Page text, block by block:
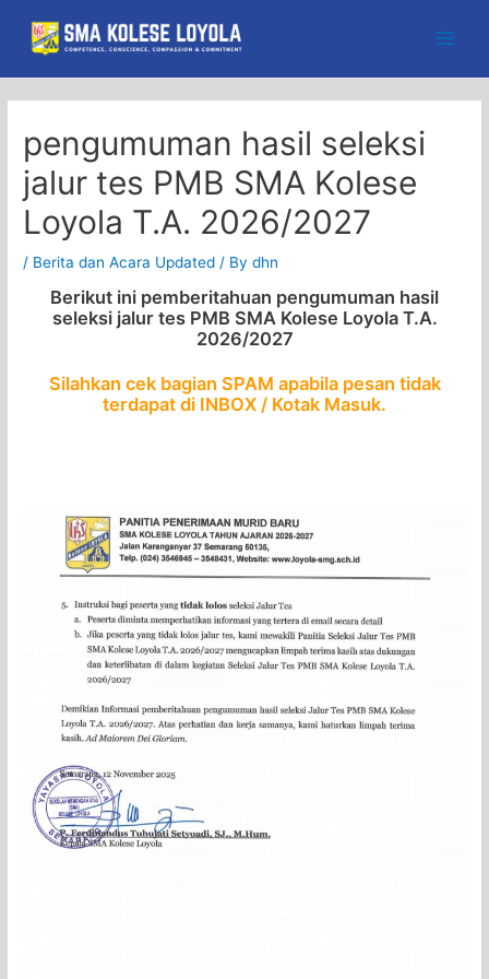
content
pengumuman hasil seleksi
jalur tes PMB SMA Kolese
Loyola T.A. 2026/2027
/ Berita dan Acara Updated / Bydhn
Berikut ini pemberitahuan pengumuman hasil
seleksi jalur tes PMB SMA Kolese Loyola T.A.
2026/2027
Silahkan cek bagian SPAM apabila pesan tidak
terdapat di INBOX / Kotak Masuk.